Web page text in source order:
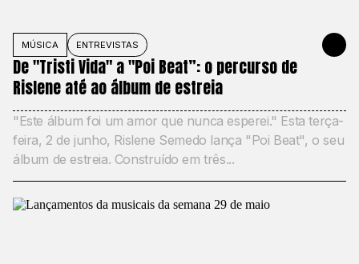
MÚSICA ENTREVISTAS JUNE 2,
De "Tristi Vida" a "Poi Beat”: o percurso de
Rislene até ao álbum de estreia
"Este álbum foi um amor que nunca esperei." Esta terça-
feira, 2 de junho, Rislene Semedo lança "Poi Beat", o seu
álbum de estreia. Construído em três...